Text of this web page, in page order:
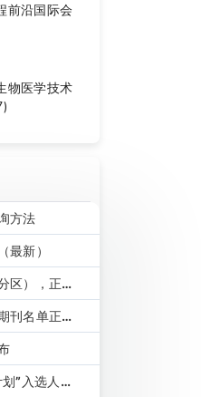
前沿国际会
物医学技术
方法
新）
区），正式
刊名单正式
”入选人员